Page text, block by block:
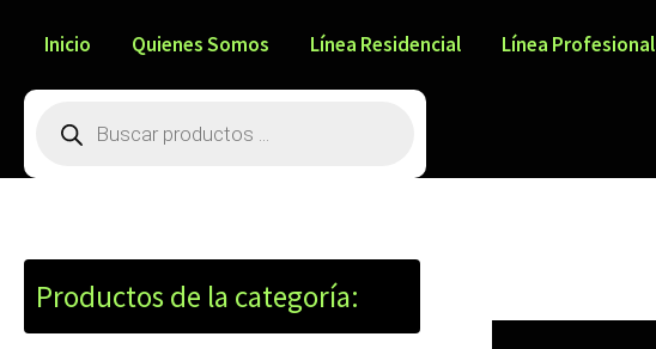
Inicio Quienes Somos Línea Residencial Línea Profesional